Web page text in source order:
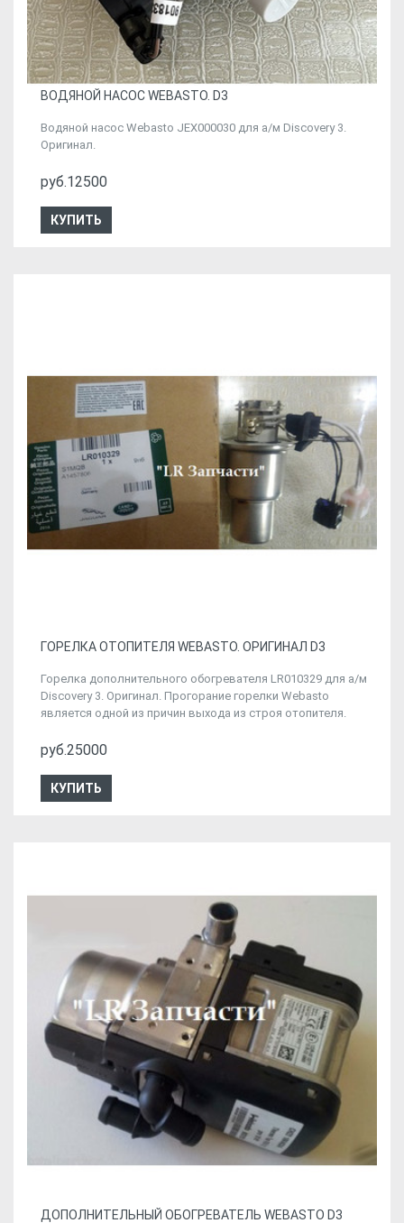
ВОДЯНОЙ НАСОС WEBASTO. D3
Водяной насос Webasto JEX000030 для а/м Discovery 3.
Оригинал.
руб.12500
КУПИТЬ
ГОРЕЛКА ОТОПИТЕЛЯ WEBASTO. ОРИГИНАЛ D3
Горелка дополнительного обогревателя LR010329 для а/м
Discovery 3. Оригинал. Прогорание горелки Webasto
является одной из причин выхода из строя отопителя.
руб.25000
КУПИТЬ
ДОПОЛНИТЕЛЬНЫЙ ОБОГРЕВАТЕЛЬ WEBASTO D3